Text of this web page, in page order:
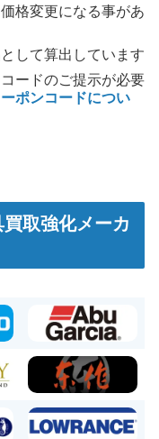
31
33,000円
2026/08/02
31
28,500円
2026/08/02
未使用
62,000円
45,000円
31
2026/07/05
ール
31
44,500円
31
2026/07/05
格変更になる事があ
して算出しています
ードのご提示が必要
ポンコードについ
取強化メーカ